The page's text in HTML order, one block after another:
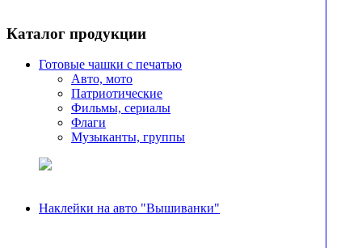
Каталог продукции
Готовые чашки с печатью
Авто, мото
Патриотические
Фильмы, сериалы
Флаги
Музыканты, группы
Наклейки на авто "Вышиванки"